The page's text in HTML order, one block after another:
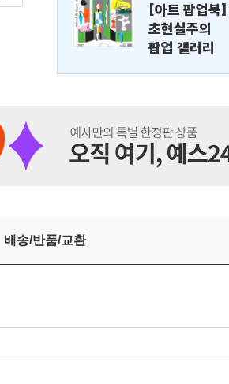
[아트 팝업북]
초현실주의
팝업 갤러리
배송/반품/교환